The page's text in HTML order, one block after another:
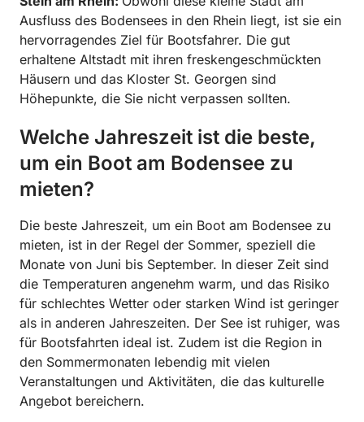
Ausfluss des Bodensees in den Rhein liegt, ist sie ein
hervorragendes Ziel für Bootsfahrer. Die gut
erhaltene Altstadt mit ihren freskengeschmückten
Häusern und das Kloster St. Georgen sind
Höhepunkte, die Sie nicht verpassen sollten.
Welche Jahreszeit ist die beste,
um ein Boot am Bodensee zu
mieten?
Die beste Jahreszeit, um ein Boot am Bodensee zu
mieten, ist in der Regel der Sommer, speziell die
Monate von Juni bis September. In dieser Zeit sind
die Temperaturen angenehm warm, und das Risiko
für schlechtes Wetter oder starken Wind ist geringer
als in anderen Jahreszeiten. Der See ist ruhiger, was
für Bootsfahrten ideal ist. Zudem ist die Region in
den Sommermonaten lebendig mit vielen
Veranstaltungen und Aktivitäten, die das kulturelle
Angebot bereichern.